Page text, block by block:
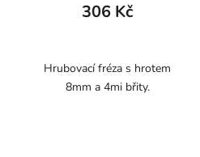
306 Kč
Hrubovací fréza s hrotem
8mm a 4mi břity.